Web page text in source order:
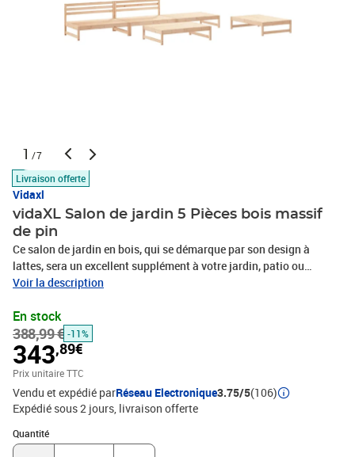
1 /7
Livraison offerte
Vidaxl
vidaXL Salon de jardin 5 Pièces bois massif
de pin
Ce salon de jardin en bois, qui se démarque par son design à
lattes, sera un excellent supplément à votre jardin, patio ou
terrasse pour profiter d'un moment agréable avec votre famille ou
matériau naturel magnifique. Le bois de pin a un grain droit et les
nœuds donnent au matériau son aspect caractéristique et
rustique.Cadre robuste et stable : le cadre en bois rend l'ensemble
de salon robuste et stable pour une utilisation quotidienne à
l'extérieur.Expérience d'assise confortable : le dossier ajoute un
confort d'assise supplémentaire au canapé d'extérieur.Design
modulaire : le canapé est flexible et facile à déplacer. Vous pouvez
le combiner avec d'autres segments modulaires de la boutique en
ligne pour créer vos propres configurations de salon de jardin !
Voir la description
En stock
388,99 € -11%
343,89€
Prix unitaire TTC
Vendu et expédié parRéseau Electronique3.75/5(106)
Expédié sous 2 jours livraison offerte
Quantité
Quantité : 1